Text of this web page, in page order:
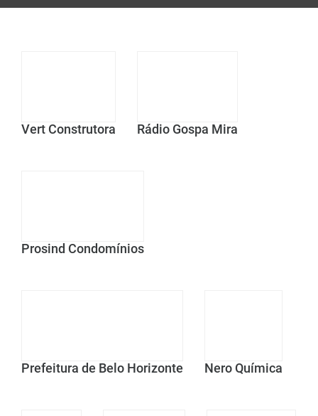
Vert Construtora Rádio Gospa Mira
Prosind Condomínios
Prefeitura de Belo Horizonte Nero Química